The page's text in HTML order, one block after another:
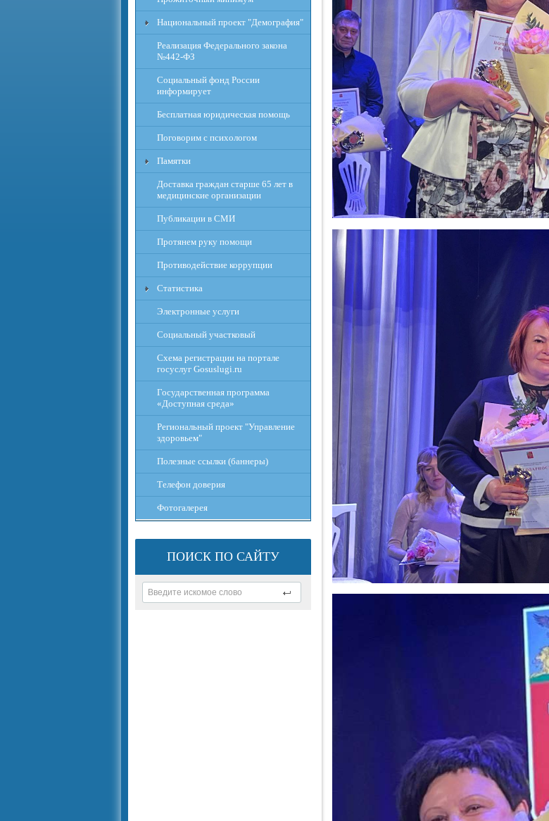
Национальный проект "Демография"
Реализация Федерального закона
№442-ФЗ
Социальный фонд России
информирует
Бесплатная юридическая помощь
Поговорим с психологом
Памятки
Доставка граждан старше 65 лет в
медицинские организации
Публикации в СМИ
Протянем руку помощи
Противодействие коррупции
Статистика
Электронные услуги
Социальный участковый
Схема регистрации на портале
госуслуг Gosuslugi.ru
Государственная программа
«Доступная среда»
Региональный проект "Управление
здоровьем"
Полезные ссылки (баннеры)
Телефон доверия
Фотогалерея
ПОИСК ПО САЙТУ